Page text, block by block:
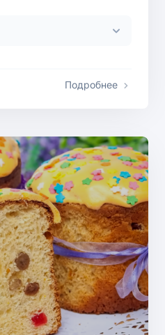
Подробнее